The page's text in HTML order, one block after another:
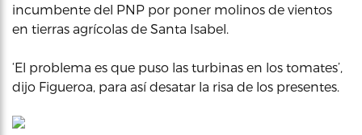
incumbente del PNP por poner molinos de vientos
en tierras agrícolas de Santa Isabel.
‘El problema es que puso las turbinas en los tomates’,
dijo Figueroa, para así desatar la risa de los presentes.